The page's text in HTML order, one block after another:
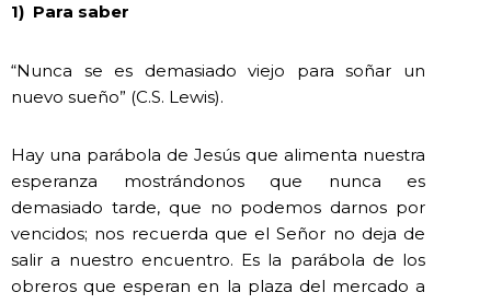
1) Para saber
“Nunca se es demasiado viejo para soñar un
nuevo sueño” (C.S. Lewis).
Hay una parábola de Jesús que alimenta nuestra
esperanza mostrándonos que nunca es
demasiado tarde, que no podemos darnos por
vencidos; nos recuerda que el Señor no deja de
salir a nuestro encuentro. Es la parábola de los
obreros que esperan en la plaza del mercado a